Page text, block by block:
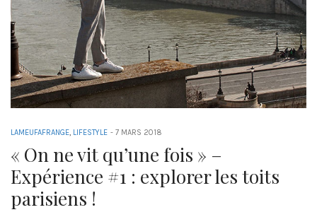
LAMEUFAFRANGE, LIFESTYLE - 7 MARS 2018
« On ne vit qu’une fois » –
Expérience #1 : explorer les toits
parisiens !